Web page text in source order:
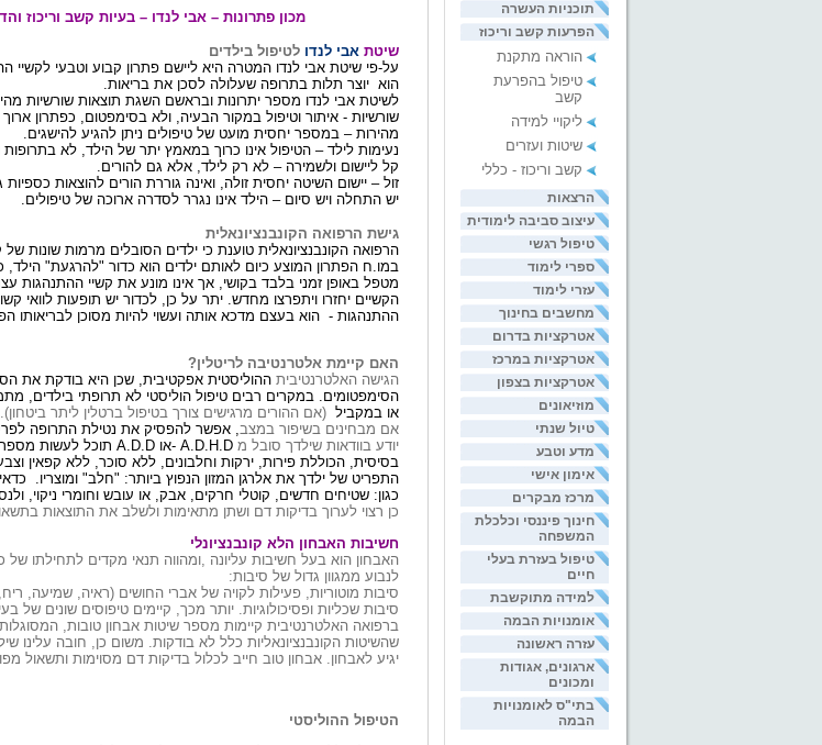
תוכניות העשרה
הפרעות קשב וריכוז
הוראה מתקנת
טיפול בהפרעת
קשב
ליקויי למידה
שיטות ועזרים
קשב וריכוז - כללי
הרצאות
עיצוב סביבה לימודית
טיפול רגשי
ספרי לימוד
עזרי לימוד
מחשבים בחינוך
אטרקציות בדרום
אטרקציות במרכז
אטרקציות בצפון
מוזיאונים
טיול שנתי
מדע וטבע
אימון אישי
מרכז מבקרים
חינוך פיננסי וכלכלת
המשפחה
טיפול בעזרת בעלי
חיים
למידה מתוקשבת
אומנויות הבמה
עזרה ראשונה
ארגונים, אגודות
ומכונים
בתי"ס לאומנויות
הבמה
מכון פתרונות – אבי לנדו – בעיות קשב וריכוז
שיטתאבי לנדו לטיפול בילדים
על-פי שיטת אבי לנדו המטרה היא ליישם פתרון קבוע וטבעי לקשיי
הוא יוצר תלות בתרופה שעלולה לסכן את בריאות.
לשיטת אבי לנדו מספר יתרונות ובראשם השגת תוצאות שורשיות
שורשיות -איתור וטיפול במקור הבעיה, ולא בסימפטום, כפתרון ארוך
מהירות –במספר יחסית מועט של טיפולים ניתן להגיע להישגים.
נעימות לילד –הטיפול אינו כרוך במאמץ יתר של הילד, לא
קל ליישום ולשמירה –לא רק לילד, אלא גם להורים.
זול –יישום השיטה יחסית זולה, ואינה גוררת הורים להוצאות כספיות
יש התחלה ויש סיום –הילד אינו נגרר לסדרה ארוכה של טיפולים.
גישת הרפואה הקונבנציונאלית
הרפואה הקונבנציונאלית טוענת כי ילדים הסובלים מרמות שונות של
במו.ח הפתרון המוצע כיום לאותם ילדים הוא כדור "להרגעת" הילד,
מטפל באופן זמני בלבד בקושי, אך אינו מונע את קשיי
הקשיים יחזרו ויתפרצו מחדש. יתר על כן, לכדור יש תופעות לוואי
ההתנהגות -הוא בעצם מדכא אותה ועשוי להיות מסוכן לבריאותו
האם קיימת אלטרנטיבה לריטלין?
הגישה האלטרנטיבית ההוליסטית אפקטיבית, שכן היא בודקת את
הסימפטומים. במקרים רבים טיפול הוליסטי לא תרופתי בילדים,
או במקביל (אם ההורים מרגישים צורך בטיפול ברטלין ליתר ביטחון).
אם מבחינים בשיפור במצב, אפשר להפסיק את נטילת התרופה לפרק
יודע בוודאות שילדך סובל מ - A.D.H.Dאו A.D.D תוכל לעשות
בסיסית, הכוללת פירות, ירקות וחלבונים, ללא סוכר, ללא קפאין
התפריט של ילדך את אלרגן המזון הנפוץ ביותר: "חלב" ומוצריו.
כגון: שטיחים חדשים, קוטלי חרקים, אבק, או עובש וחומרי ניקוי,
כן רצוי לערוך בדיקות דם ושתן מתאימות ולשלב את התוצאות
חשיבות האבחון הלא קונבנציונלי
האבחון הוא בעל חשיבות עליונה ,ומהווה תנאי מקדים לתחילתו של
לנבוע ממגוון גדול של סיבות:
סיבות מוטוריות, פעילות לקויה של אברי החושים (ראיה, שמיעה,
סיבות שכליות ופסיכולוגיות. יותר מכך, קיימים טיפוסים שונים של
ברפואה האלטרנטיבית קיימות מספר שיטות אבחון טובות, המסוגלות
שהשיטות הקונבנציונאליות כלל לא בודקות. משום כן, חובה עלינו
יגיע לאבחון. אבחון טוב חייב לכלול בדיקות דם מסוימות ותשאול
הטיפול ההוליסטי